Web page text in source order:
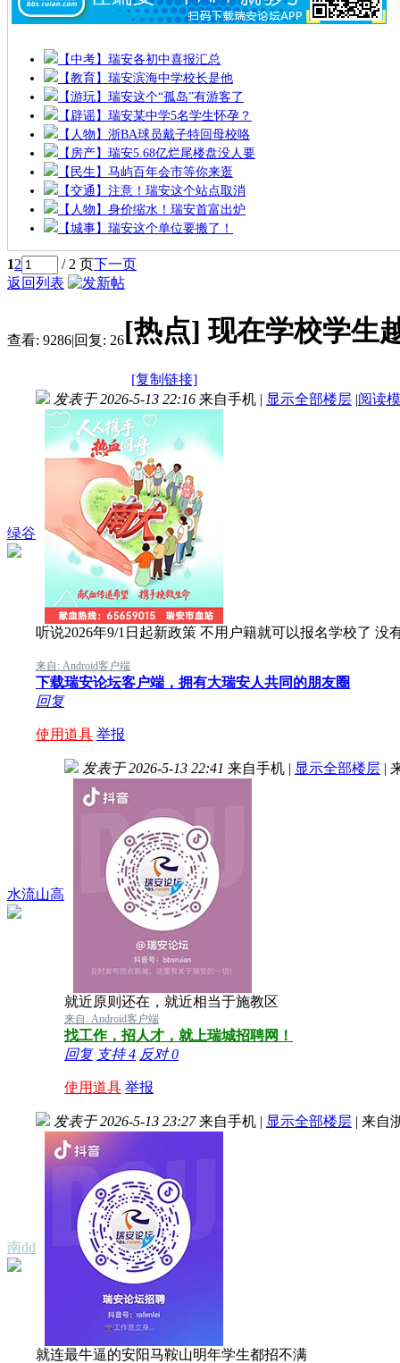
【中考】瑞安各初中喜报汇总
【教育】瑞安滨海中学校长是他
【游玩】瑞安这个“孤岛”有游客了
【辟谣】瑞安某中学5名学生怀孕？
【人物】浙BA球员戴子特回母校咯
【房产】瑞安5.68亿烂尾楼盘没人要
【民生】马屿百年会市等你来逛
【交通】注意！瑞安这个站点取消
【人物】身价缩水！瑞安首富出炉
【城事】瑞安这个单位要搬了！
12 / 2 页下一页
返回列表
查看: 9286|回复: 26[热点]现在学校学生
[复制链接]
绿谷
发表于 2026-5-13 22:16 来自手机 | 显示全部楼层 |阅读
听说2026年9/1日起新政策 不用户籍就可以报名学校了 没
来自: Android客户端
下载瑞安论坛客户端，拥有大瑞安人共同的朋友圈
回复
使用道具 举报
水流山高
发表于 2026-5-13 22:41 来自手机 | 显示全部楼层 |
就近原则还在，就近相当于施教区
来自: Android客户端
找工作，招人才，就上瑞城招聘网！
回复 支持4 反对0
使用道具 举报
南dd
发表于 2026-5-13 23:27 来自手机 | 显示全部楼层 | 来自
就连最牛逼的安阳马鞍山明年学生都招不满